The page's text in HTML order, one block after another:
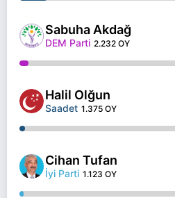
Sabuha Akdağ
DEM Parti 2.232 OY
Halil Olğun
Saadet 1.375 OY
Cihan Tufan
İyi Parti 1.123 OY